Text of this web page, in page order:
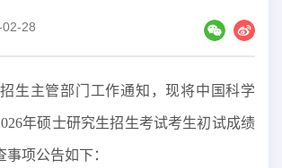
02-28
生主管部门工作通知，现将中国科学
6年硕士研究生招生考试考生初试成绩
项公告如下：